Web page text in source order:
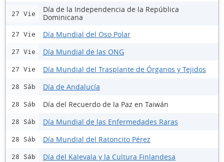
27 Vie
Día de la Independencia de la República
Dominicana
27 Vie Día Mundial del Oso Polar
27 Vie Día Mundial de las ONG
27 Vie Día Mundial del Trasplante de Órganos y Tejidos
28 Sáb Día de Andalucía
28 Sáb Día del Recuerdo de la Paz en Taiwán
28 Sáb Día Mundial de las Enfermedades Raras
28 Sáb Día Mundial del Ratoncito Pérez
28 Sáb Día del Kalevala y la Cultura Finlandesa